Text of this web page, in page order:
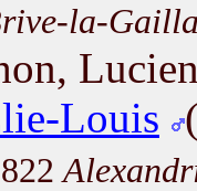
la-
Louis